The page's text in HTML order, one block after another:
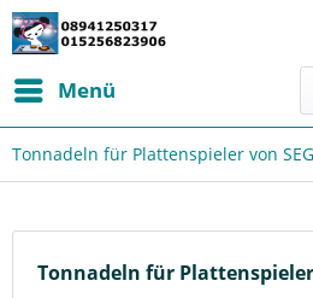
Menü
Tonnadeln für Plattenspieler von SEG
Tonnadeln für Plattenspieler